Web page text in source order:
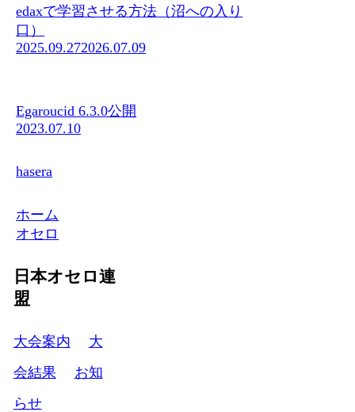
edaxで学習させる方法（沼への入り
口）
2025.09.272026.07.09
Egaroucid 6.3.0公開
2023.07.10
hasera
ホーム
オセロ
日本オセロ連
盟
大会案内
大
会結果
お知
らせ